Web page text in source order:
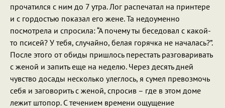
прочатился с ним до 7 утра. Лог распечатал на принтере
и с гордостью показал его жене. Та недоуменно
посмотрела и спросила: “А почему ты беседовал с какой-
то псисей? У тебя, случайно, белая горячка не началась?”.
После этого от обиды пришлось перестать разговаривать
с женой и запить еще на неделю. Через десять дней
чувство досады несколько улеглось, я сумел превозмочь
себя и заговорить с женой, спросив – где в этом доме
лежит штопор. С течением времени ощущение